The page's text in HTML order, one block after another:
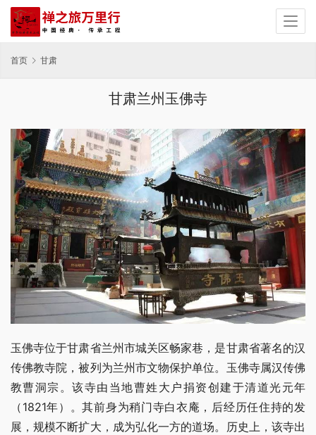
首页 甘肃
甘肃兰州玉佛寺
玉佛寺位于甘肃省兰州市城关区畅家巷，是甘肃省著名的汉
传佛教寺院，被列为兰州市文物保护单位。玉佛寺属汉传佛
教曹洞宗。该寺由当地曹姓大户捐资创建于清道光元年
（1821年）。其前身为稍门寺白衣庵，后经历任住持的发
展，规模不断扩大，成为弘化一方的道场。历史上，该寺出